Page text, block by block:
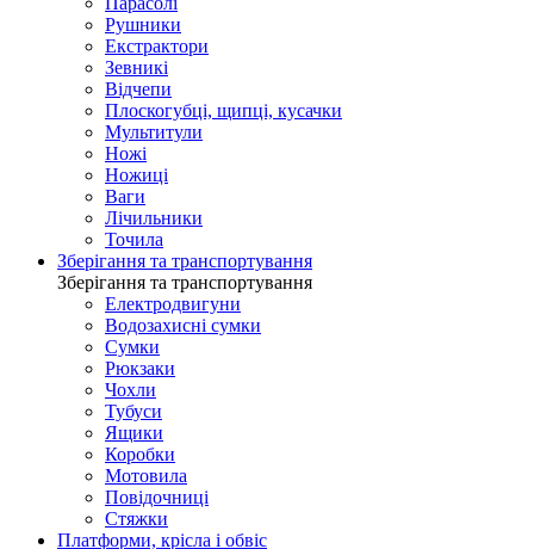
Рушники
Екстрактори
Зевникі
Відчепи
Плоскогубці, щипці, кусачки
Мультитули
Ножі
Ножиці
Ваги
Лічильники
Точила
Зберігання та транспортування
Зберігання та транспортування
Електродвигуни
Водозахисні сумки
Сумки
Рюкзаки
Чохли
Тубуси
Ящики
Коробки
Мотовила
Повідочниці
Стяжки
Платформи, крісла і обвіс